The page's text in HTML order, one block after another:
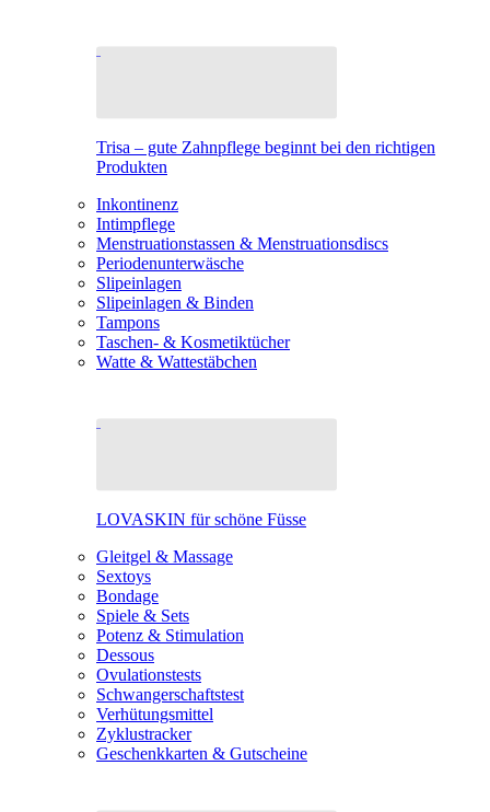
Trisa – gute Zahnpflege beginnt bei den richtigen
Produkten
Inkontinenz
Intimpflege
Menstruationstassen & Menstruationsdiscs
Periodenunterwäsche
Slipeinlagen
Slipeinlagen & Binden
Tampons
Taschen- & Kosmetiktücher
Watte & Wattestäbchen
LOVASKIN für schöne Füsse
Gleitgel & Massage
Sextoys
Bondage
Spiele & Sets
Potenz & Stimulation
Dessous
Ovulationstests
Schwangerschaftstest
Verhütungsmittel
Zyklustracker
Geschenkkarten & Gutscheine